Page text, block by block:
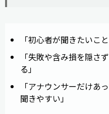
「初心者が聞きたいこ
「失敗や含み損を隠さ
る」
「アナウンサーだけあ
聞きやすい」